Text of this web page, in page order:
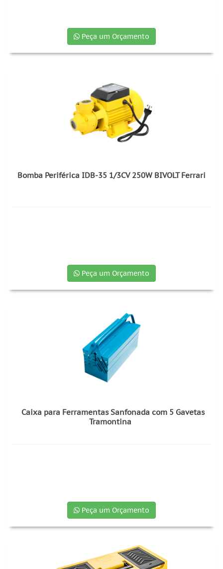
Peça um Orçamento
Bomba Periférica IDB-35 1/3CV 250W BIVOLT Ferrari
Peça um Orçamento
Caixa para Ferramentas Sanfonada com 5 Gavetas
Tramontina
Peça um Orçamento